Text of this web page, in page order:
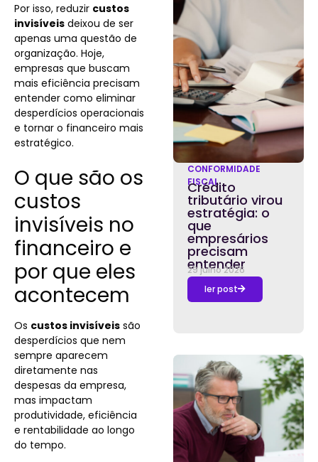
Por isso, reduzir custos
invisíveis deixou de ser
apenas uma questão de
organização. Hoje,
empresas que buscam
mais eficiência precisam
entender como eliminar
desperdícios operacionais
e tornar o financeiro mais
estratégico.
O que são os
custos
invisíveis no
financeiro e
por que eles
acontecem
Os custos invisíveis são
desperdícios que nem
sempre aparecem
diretamente nas
despesas da empresa,
mas impactam
produtividade, eficiência
e rentabilidade ao longo
do tempo.
CONFORMIDADE
FISCAL
Crédito
tributário virou
estratégia: o
que
empresários
precisam
entender
29 julho 2026
ler post